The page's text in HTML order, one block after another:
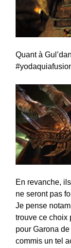
Quant à
En revanche,
ne seront pas
Je pense
trouve ce choix
pour Garona
commis un tel